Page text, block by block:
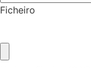
Ficheiro